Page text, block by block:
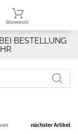
BEI BESTELLUNG
Warenkorb
nächster Artikel